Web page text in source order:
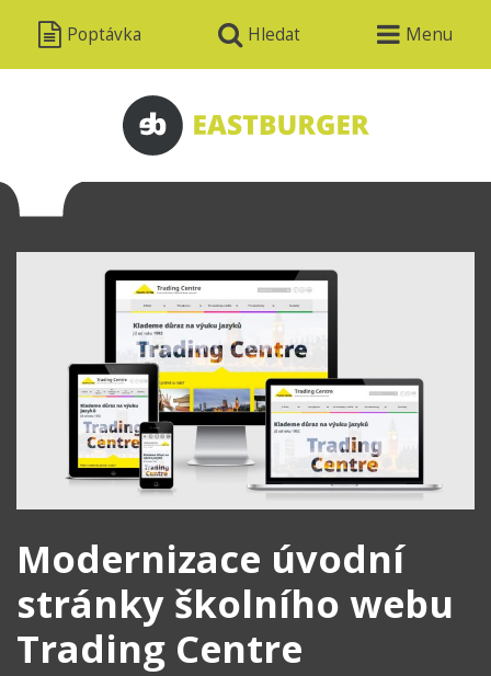
Poptávka Hledat Menu
Modernizace úvodní
stránky školního webu
Trading Centre